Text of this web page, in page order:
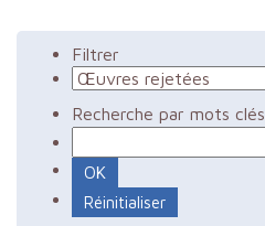
Filtrer
Recherche par mots clés